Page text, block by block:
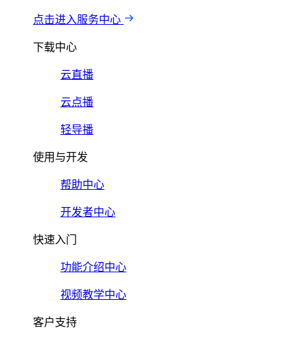
点击进入服务中心
下载中心
云直播
云点播
轻导播
使用与开发
帮助中心
开发者中心
快速入门
功能介绍中心
视频教学中心
客户支持